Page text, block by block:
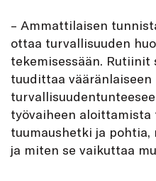
– Ammattilaisen
ottaa turvallisuuden
tekemisessään.
tuudittaa vääränlaiseen
työvaiheen
tuumaushetki ja
ja miten se vaikuttaa